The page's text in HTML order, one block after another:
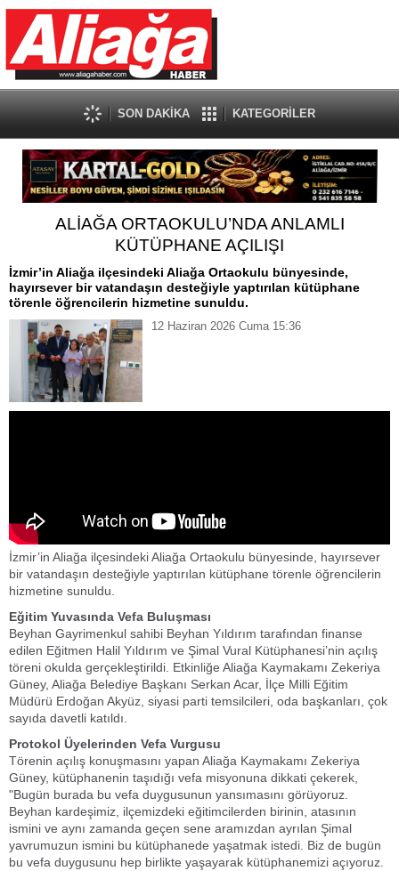
SON DAKİKA KATEGORİLER
ALİAĞA ORTAOKULU’NDA ANLAMLI
KÜTÜPHANE AÇILIŞI
İzmir’in Aliağa ilçesindeki Aliağa Ortaokulu bünyesinde,
hayırsever bir vatandaşın desteğiyle yaptırılan kütüphane
törenle öğrencilerin hizmetine sunuldu.
12 Haziran 2026 Cuma 15:36
İzmir’in Aliağa ilçesindeki Aliağa Ortaokulu bünyesinde, hayırsever
bir vatandaşın desteğiyle yaptırılan kütüphane törenle öğrencilerin
hizmetine sunuldu.
Eğitim Yuvasında Vefa Buluşması
Beyhan Gayrimenkul sahibi Beyhan Yıldırım tarafından finanse
edilen Eğitmen Halil Yıldırım ve Şimal Vural Kütüphanesi’nin açılış
töreni okulda gerçekleştirildi. Etkinliğe Aliağa Kaymakamı Zekeriya
Güney, Aliağa Belediye Başkanı Serkan Acar, İlçe Milli Eğitim
Müdürü Erdoğan Akyüz, siyasi parti temsilcileri, oda başkanları, çok
sayıda davetli katıldı.
Protokol Üyelerinden Vefa Vurgusu
Törenin açılış konuşmasını yapan Aliağa Kaymakamı Zekeriya
Güney, kütüphanenin taşıdığı vefa misyonuna dikkati çekerek,
"Bugün burada bu vefa duygusunun yansımasını görüyoruz.
Beyhan kardeşimiz, ilçemizdeki eğitimcilerden birinin, atasının
ismini ve aynı zamanda geçen sene aramızdan ayrılan Şimal
yavrumuzun ismini bu kütüphanede yaşatmak istedi. Biz de bugün
bu vefa duygusunu hep birlikte yaşayarak kütüphanemizi açıyoruz.